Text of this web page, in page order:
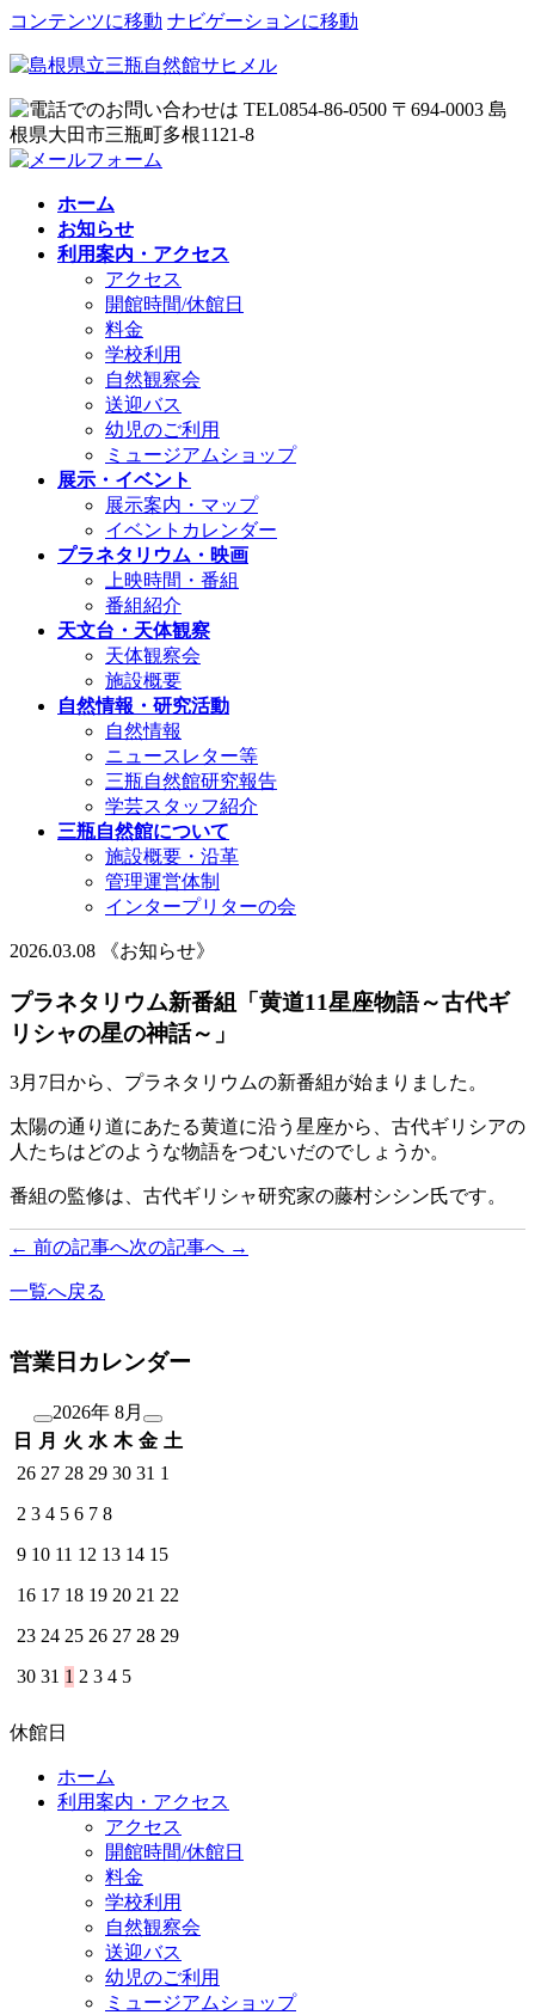
コンテンツに移動 ナビゲーションに移動
ホーム
お知らせ
利用案内・アクセス
アクセス
開館時間/休館日
料金
学校利用
自然観察会
送迎バス
幼児のご利用
ミュージアムショップ
展示・イベント
展示案内・マップ
イベントカレンダー
プラネタリウム・映画
上映時間・番組
番組紹介
天文台・天体観察
天体観察会
施設概要
自然情報・研究活動
自然情報
ニュースレター等
三瓶自然館研究報告
学芸スタッフ紹介
三瓶自然館について
施設概要・沿革
管理運営体制
インタープリターの会
2026.03.08 《お知らせ》
プラネタリウム新番組「黄道11星座物語～古代ギ
リシャの星の神話～」
3月7日から、プラネタリウムの新番組が始まりました。
太陽の通り道にあたる黄道に沿う星座から、古代ギリシアの
人たちはどのような物語をつむいだのでしょうか。
番組の監修は、古代ギリシャ研究家の藤村シシン氏です。
← 前の記事へ次の記事へ →
一覧へ戻る
営業日カレンダー
2026年 8月
日
月 火 水 木 金 土
26 27 28 29 30 31 1
2 3 4 5 6 7 8
9 10 11 12 13 14 15
16 17 18 19 20 21 22
23 24 25 26 27 28 29
30 31 1 2 3 4 5
休館日
ホーム
利用案内・アクセス
アクセス
開館時間/休館日
料金
学校利用
自然観察会
送迎バス
幼児のご利用
ミュージアムショップ